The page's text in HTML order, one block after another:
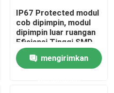
IP67 Protected modul
cob dipimpin, modul
dipimpin luar ruangan
Efisiensi Tinggi SMD
3030
mengirimkan